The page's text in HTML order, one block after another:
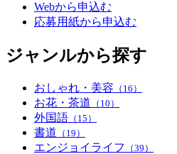
Webから申込む
応募用紙から申込む
ジャンルから探す
おしゃれ・美容 （16）
お花・茶道 （10）
外国語 （15）
書道 （19）
エンジョイライフ （39）